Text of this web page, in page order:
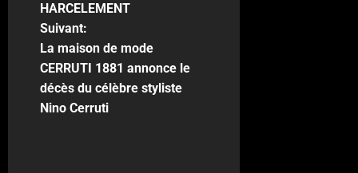
HARCELEMENT
Suivant:
La maison de mode
CERRUTI 1881 annonce le
décès du célèbre styliste
Nino Cerruti